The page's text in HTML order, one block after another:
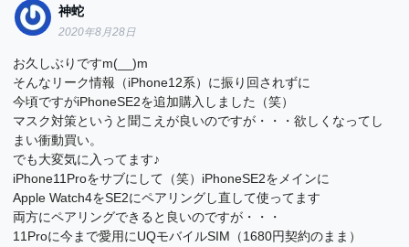
神蛇
2020年8月28日
お久しぶりですm(__)m
そんなリーク情報（iPhone12系）に振り回されずに
今頃ですがiPhoneSE2を追加購入しました（笑）
マスク対策というと聞こえが良いのですが・・・欲しくなってし
まい衝動買い。
でも大変気に入ってます♪
iPhone11Proをサブにして（笑）iPhoneSE2をメインに
Apple Watch4をSE2にペアリングし直して使ってます
両方にペアリングできると良いのですが・・・
11Proに今まで愛用にUQモバイルSIM（1680円契約のまま）